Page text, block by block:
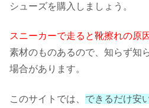
シューズを購入しましょう。
スニーカーで走ると靴擦れの原
素材のものあるので、 知らず知
場合があります。
このサイトでは、 できるだけ安